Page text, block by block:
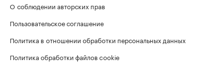
О соблюдении авторских прав
Пользовательское соглашение
Политика в отношении обработки персональных данных
Политика обработки файлов cookie